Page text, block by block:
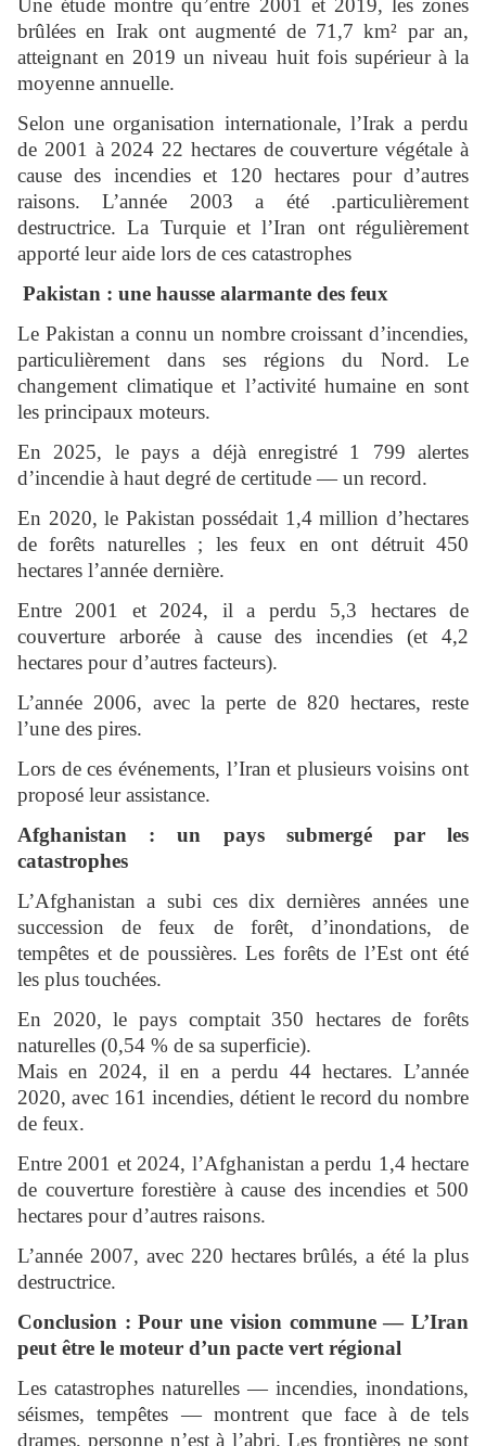
Une étude montre qu’entre 2001 et 2019, les zones
brûlées en Irak ont augmenté de 71,7 km² par an,
atteignant en 2019 un niveau huit fois supérieur à la
moyenne annuelle.
Selon une organisation internationale, l’Irak a perdu
de 2001 à 2024 22 hectares de couverture végétale à
cause des incendies et 120 hectares pour d’autres
raisons. L’année 2003 a été .particulièrement
destructrice. La Turquie et l’Iran ont régulièrement
apporté leur aide lors de ces catastrophes
Pakistan : une hausse alarmante des feux
Le Pakistan a connu un nombre croissant d’incendies,
particulièrement dans ses régions du Nord. Le
changement climatique et l’activité humaine en sont
les principaux moteurs.
En 2025, le pays a déjà enregistré 1 799 alertes
d’incendie à haut degré de certitude — un record.
En 2020, le Pakistan possédait 1,4 million d’hectares
de forêts naturelles ; les feux en ont détruit 450
hectares l’année dernière.
Entre 2001 et 2024, il a perdu 5,3 hectares de
couverture arborée à cause des incendies (et 4,2
hectares pour d’autres facteurs).
L’année 2006, avec la perte de 820 hectares, reste
l’une des pires.
Lors de ces événements, l’Iran et plusieurs voisins ont
proposé leur assistance.
Afghanistan : un pays submergé par les
catastrophes
L’Afghanistan a subi ces dix dernières années une
succession de feux de forêt, d’inondations, de
tempêtes et de poussières. Les forêts de l’Est ont été
les plus touchées.
En 2020, le pays comptait 350 hectares de forêts
naturelles (0,54 % de sa superficie).
Mais en 2024, il en a perdu 44 hectares. L’année
2020, avec 161 incendies, détient le record du nombre
de feux.
Entre 2001 et 2024, l’Afghanistan a perdu 1,4 hectare
de couverture forestière à cause des incendies et 500
hectares pour d’autres raisons.
L’année 2007, avec 220 hectares brûlés, a été la plus
destructrice.
Conclusion : Pour une vision commune — L’Iran
peut être le moteur d’un pacte vert régional
Les catastrophes naturelles — incendies, inondations,
séismes, tempêtes — montrent que face à de tels
drames, personne n’est à l’abri. Les frontières ne sont